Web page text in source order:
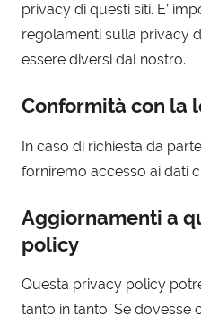
privacy di questi siti. E’
regolamenti sulla privacy
essere diversi dal nostro.
Conformità con la
In caso di richiesta da
forniremo accesso ai dati
Aggiornamenti a
policy
Questa privacy policy
tanto in tanto. Se